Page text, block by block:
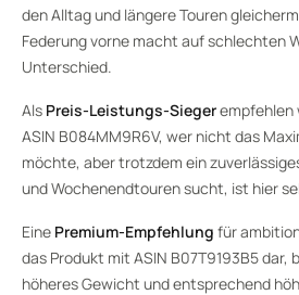
den Alltag und längere Touren
Federung vorne macht auf schlechten
Unterschied.
Als Preis-Leistungs-Siegerempfehlen
ASIN B084MM9R6V, wer nicht das
möchte, aber trotzdem ein
und Wochenendtouren sucht, ist hier
Eine Premium-Empfehlung für
das Produkt mit ASIN B07T9193B5 dar,
höheres Gewicht und entsprechend